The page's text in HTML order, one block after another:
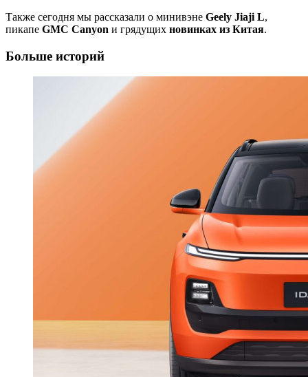
Также сегодня мы рассказали о минивэне Geely Jiaji L,
пикапе GMC Canyon и грядущих новинках из Китая.
Больше историй